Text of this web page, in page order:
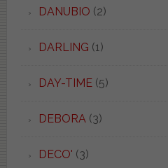
DANUBIO (2)
DARLING (1)
DAY-TIME(5)
DEBORA(3)
DECO' (3)